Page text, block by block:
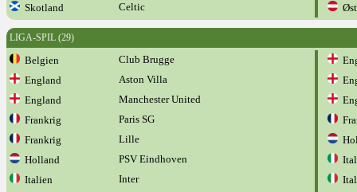
Skotland
Celtic
LIGA-SPIL (29)
Belgien Club Brugge
England
Aston Villa
England
Manchester United
Frankrig
Paris SG
Frankrig
Lille
Holland
PSV Eindhoven
Italien
Inter